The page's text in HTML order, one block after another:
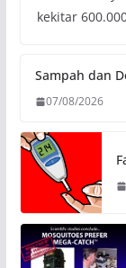
kekitar
Sampah dan
07/08/2026